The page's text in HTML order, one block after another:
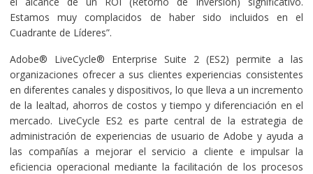
Estamos muy complacidos de haber sido incluidos en el
Cuadrante de Líderes”.
Adobe® LiveCycle® Enterprise Suite 2 (ES2) permite a las
organizaciones ofrecer a sus clientes experiencias consistentes
en diferentes canales y dispositivos, lo que lleva a un incremento
de la lealtad, ahorros de costos y tiempo y diferenciación en el
mercado. LiveCycle ES2 es parte central de la estrategia de
administración de experiencias de usuario de Adobe y ayuda a
las compañías a mejorar el servicio a cliente e impulsar la
eficiencia operacional mediante la facilitación de los procesos